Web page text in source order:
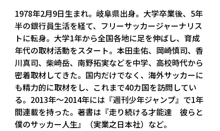
1978年2月9日生まれ。岐阜県出身。大学卒業後、5年
半の銀行員生活を経て、フリーサッカージャーナリス
トに転身。大学1年から全国各地に足を伸ばし、育成
年代の取材活動をスタート。本田圭佑、岡崎慎司、香
川真司、柴崎岳、南野拓実などを中学、高校時代から
密着取材してきた。国内だけでなく、海外サッカーに
も精力的に取材をし、これまで40カ国を訪問してい
る。2013年～2014年には『週刊少年ジャンプ』で1年
間連載を持った。著書は『走り続ける才能達 彼らと
僕のサッカー人生』（実業之日本社）など。